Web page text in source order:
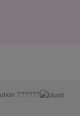
??????